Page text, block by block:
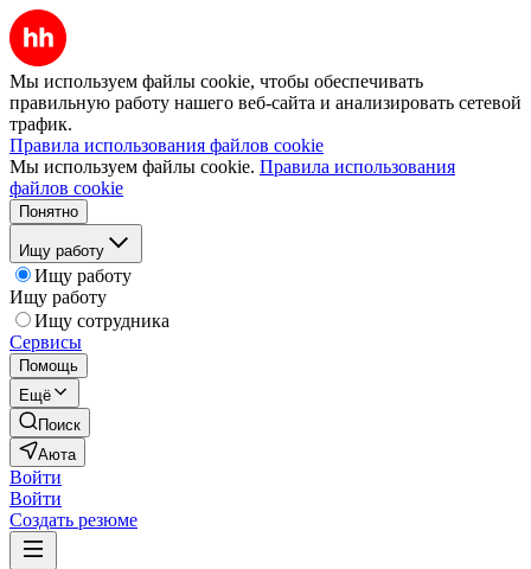
Мы используем файлы cookie, чтобы обеспечивать
правильную работу нашего веб-сайта и анализировать сетевой
трафик.
Правила использования файлов cookie
Мы используем файлы cookie. Правила использования
файлов cookie
Понятно
Ищу работу
Ищу работу
Ищу работу
Ищу сотрудника
Сервисы
Помощь
Ещё
Поиск
Аюта
Войти
Войти
Создать резюме